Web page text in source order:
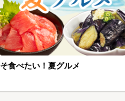
食べたい！夏グルメ